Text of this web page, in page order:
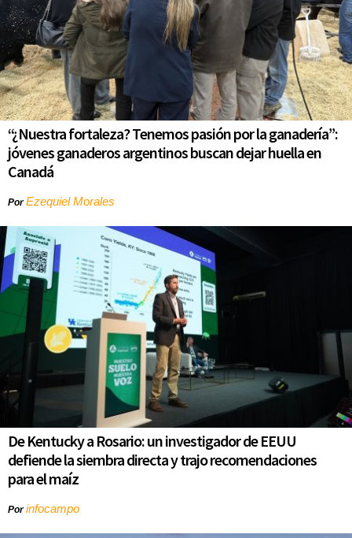
“¿Nuestra fortaleza? Tenemos pasión por la ganadería”:
jóvenes ganaderos argentinos buscan dejar huella en
Canadá
PorEzequiel Morales
De Kentucky a Rosario: un investigador de EEUU
defiende la siembra directa y trajo recomendaciones
para el maíz
Porinfocampo